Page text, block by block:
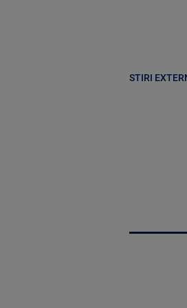
STIRI